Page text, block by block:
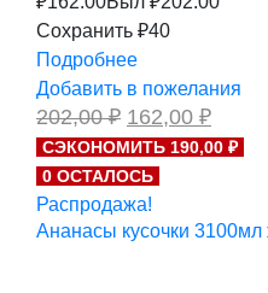
Сохранить ₽40
Подробнее
Добавить в пожелания
202,00₽
цена
составляла
202,00 ₽.
162,00 ₽
цена:
СЭКОНОМИТЬ 190,00 ₽
0 ОСТАЛОСЬ
Распродажа!
Ананасы кусочки